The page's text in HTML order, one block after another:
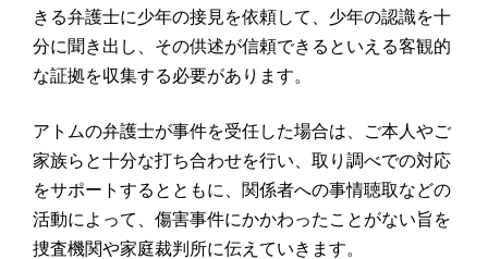
きる弁護士に少年の接見を依頼して、少年の認識を十
分に聞き出し、その供述が信頼できるといえる客観的
な証拠を収集する必要があります。
アトムの弁護士が事件を受任した場合は、ご本人やご
家族らと十分な打ち合わせを行い、取り調べでの対応
をサポートするとともに、関係者への事情聴取などの
活動によって、傷害事件にかかわったことがない旨を
捜査機関や家庭裁判所に伝えていきます。